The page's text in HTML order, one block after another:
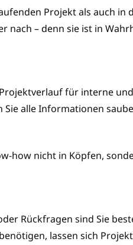
Projekt als auch in
nach – denn sie ist in
für interne
alle Informationen
how nicht in Köpfen,
Rückfragen sind Sie
lassen sich